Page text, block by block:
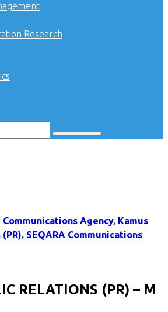
Research
Agency, Kamus
, SEQARA Communications
RELATIONS (PR) – M